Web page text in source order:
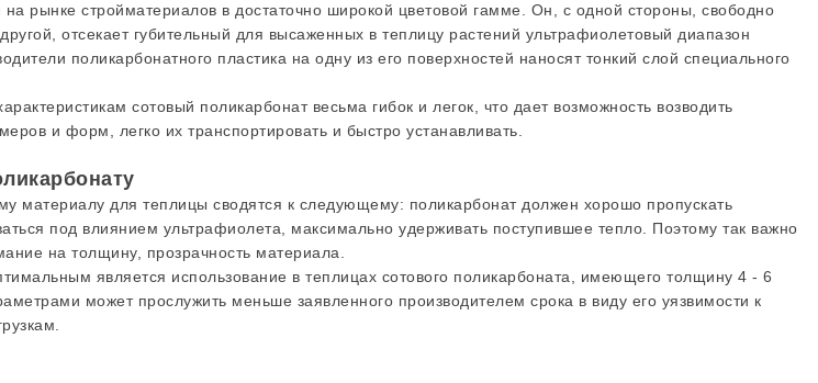
на рынке стройматериалов в достаточно широкой цветовой гамме. Он, с одной стороны, свободно
отсекает губительный для высаженных в теплицу растений ультрафиолетовый диапазон
поликарбонатного пластика на одну из его поверхностей наносят тонкий слой специального
сотовый поликарбонат весьма гибок и легок, что дает возможность возводить
и форм, легко их транспортировать и быстро устанавливать.
материалу для теплицы сводятся к следующему: поликарбонат должен хорошо пропускать
под влиянием ультрафиолета, максимально удерживать поступившее тепло. Поэтому так важно
на толщину, прозрачность материала.
является использование в теплицах сотового поликарбоната, имеющего толщину 4 - 6
может прослужить меньше заявленного производителем срока в виду его уязвимости к